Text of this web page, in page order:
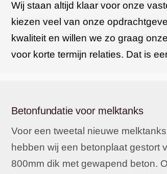
Wij staan altijd klaar voor onze
kiezen veel van onze
kwaliteit en willen we zo graag
voor korte termijn relaties. Dat is
Betonfundatie voor melktanks
Voor een tweetal nieuwe melktanks
hebben wij een betonplaat gestort
800mm dik met gewapend beton.